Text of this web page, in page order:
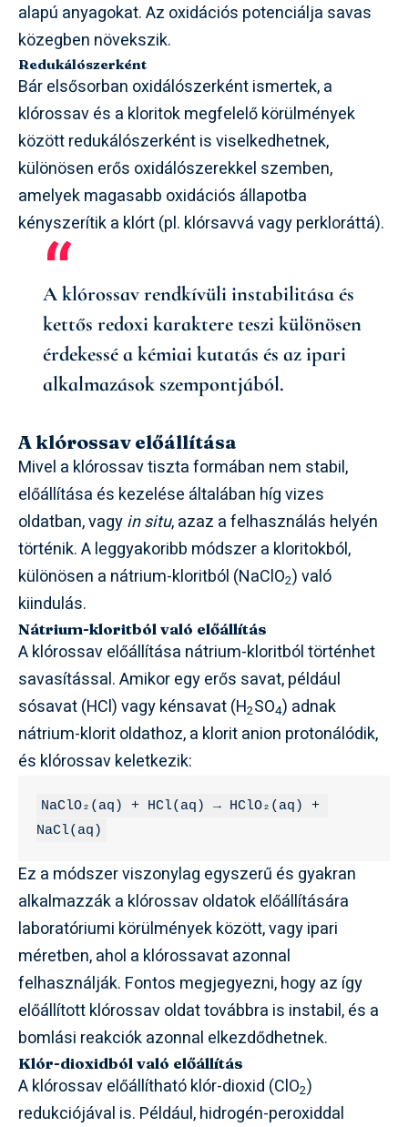
alapú anyagokat. Az oxidációs potenciálja savas
közegben növekszik.
Redukálószerként
Bár elsősorban oxidálószerként ismertek, a
klórossav és a kloritok megfelelő körülmények
között redukálószerként is viselkedhetnek,
különösen erős oxidálószerekkel szemben,
amelyek magasabb oxidációs állapotba
kényszerítik a klórt (pl. klórsavvá vagy perkloráttá).
A klórossav rendkívüli instabilitása és
kettős redoxi karaktere teszi különösen
érdekessé a kémiai kutatás és az ipari
alkalmazások szempontjából.
A klórossav előállítása
Mivel a klórossav tiszta formában nem stabil,
előállítása és kezelése általában híg vizes
oldatban, vagyin situ, azaz a felhasználás helyén
történik. A leggyakoribb módszer a kloritokból,
különösen a nátrium-kloritból (NaClO2) való
kiindulás.
Nátrium-kloritból való előállítás
A klórossav előállítása nátrium-kloritból történhet
savasítással. Amikor egy erős savat, például
sósavat (HCl) vagy kénsavat (H2SO4) adnak
nátrium-klorit oldathoz, a klorit anion protonálódik,
és klórossav keletkezik:
NaClO₂(aq) + HCl(aq) → HClO₂(aq) +
NaCl(aq)
Ez a módszer viszonylag egyszerű és gyakran
alkalmazzák a klórossav oldatok előállítására
laboratóriumi körülmények között, vagy ipari
méretben, ahol a klórossavat azonnal
felhasználják. Fontos megjegyezni, hogy az így
előállított klórossav oldat továbbra is instabil, és a
bomlási reakciók azonnal elkezdődhetnek.
Klór-dioxidból való előállítás
A klórossav előállítható klór-dioxid (ClO2)
redukciójával is. Például, hidrogén-peroxiddal